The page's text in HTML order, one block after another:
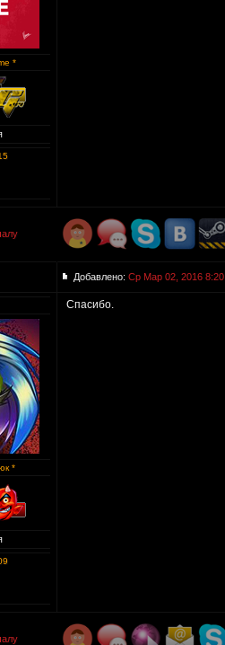
*
Добавлено: Ср Мар 02, 2016 8:20
*
Спасибо.